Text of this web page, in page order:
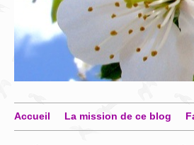
Accueil La mission de ce blog